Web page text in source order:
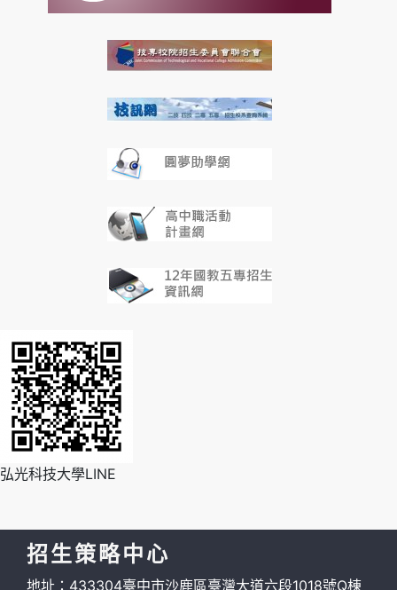
弘光科技大學LINE
招生策略中心
地址：433304臺中市沙鹿區臺灣大道六段1018號Q棟